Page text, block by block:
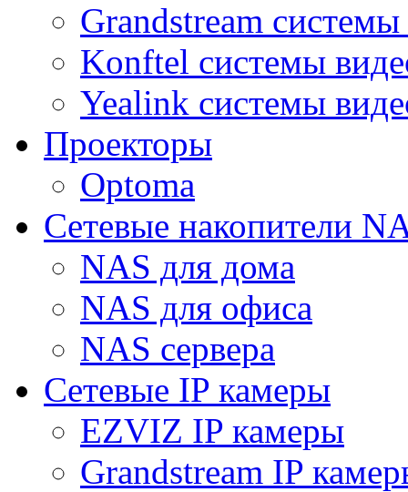
Grandstream
Konftel системы
Yealink системы
Проекторы
Optoma
Сетевые накопители
NAS для дома
NAS для офиса
NAS сервера
Сетевые IP камеры
EZVIZ IP камеры
Grandstream IP